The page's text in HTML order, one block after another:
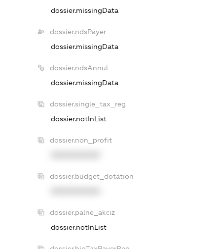
dossier.missingData
dossier.ndsPayer
dossier.missingData
dossier.ndsAnnul
dossier.missingData
dossier.single_tax_reg
dossier.notInList
dossier.non_profit
dossier.budget_dotation
dossier.palne_akciz
dossier.notInList